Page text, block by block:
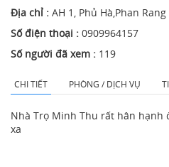
Địa chỉ : AH 1, Phủ Hà,Phan
Số điện thoại : 0909964157‎
Số người đã xem : 119
CHI TIẾT PHÒNG / DỊCH VỤ
Nhà Trọ Minh Thu rất hân hạnh
xa